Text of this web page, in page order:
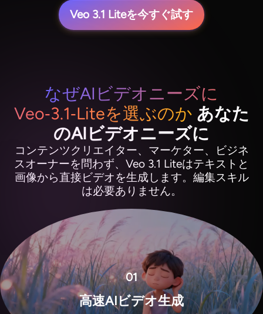
Veo 3.1 Liteを今すぐ試す
なぜAIビデオニーズに
Veo‑3.1‑Liteを選ぶのか あなた
のAIビデオニーズに
コンテンツクリエイター、マーケター、ビジネ
スオーナーを問わず、Veo 3.1 Liteはテキストと
画像から直接ビデオを生成します。編集スキル
は必要ありません。
01
高速AIビデオ生成